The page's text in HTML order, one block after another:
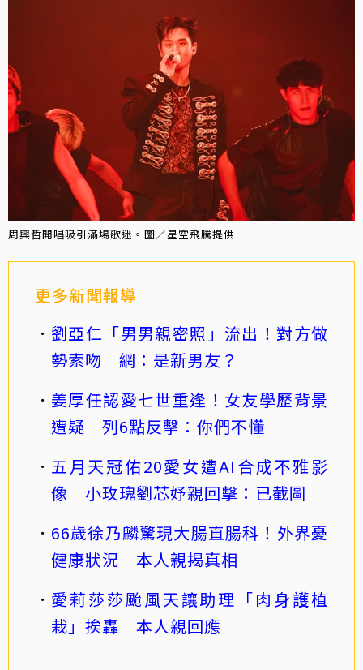
周興哲開唱吸引滿場歌迷。圖／星空飛騰提供
更多新聞報導
劉亞仁「男男親密照」流出！對方做
勢索吻 網：是新男友？
姜厚任認愛七世重逢！女友學歷背景
遭疑 列6點反擊：你們不懂
五月天冠佑20愛女遭AI合成不雅影
像 小玫瑰劉芯妤親回擊：已截圖
66歲徐乃麟驚現大腸直腸科！外界憂
健康狀況 本人親揭真相
愛莉莎莎颱風天讓助理「肉身護植
栽」挨轟 本人親回應